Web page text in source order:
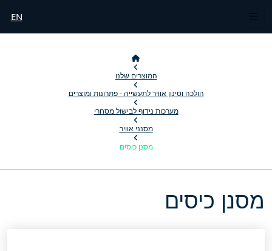
EN
המוצרים שלנו
הולכה וסינון אוויר לתעשייה - פתרונות ומוצרים
מערכות נידוף לבישול מסחרי
מסנני אוויר
מסנן כיסים
מסנן כיסים